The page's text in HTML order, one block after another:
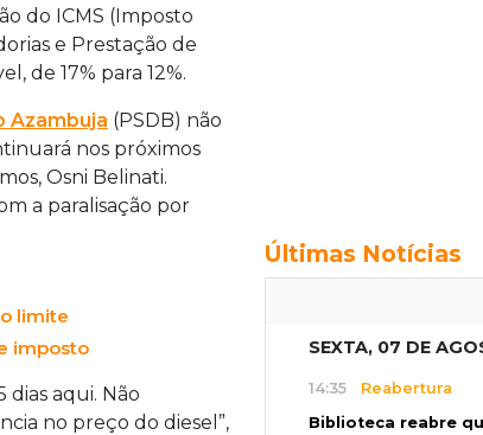
do ICMS (Imposto
e Prestação de
de 17% para 12%.
Azambuja (PSDB) não
nos próximos
Osni Belinati.
a paralisação por
limite
imposto
dias aqui. Não
no preço do diesel”,
Últimas Notícias
SEXTA, 07 DE
14:35 Reabertura
Biblioteca reabre